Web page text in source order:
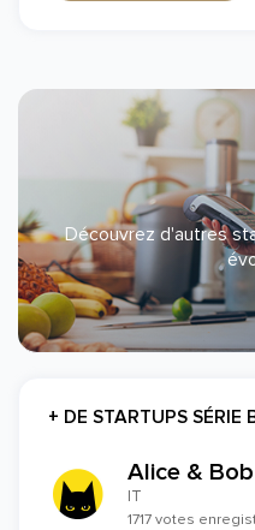
Découvrez d'autres
+ DE STARTUPS SÉRIE
Alice & Bob
IT
1717 votes